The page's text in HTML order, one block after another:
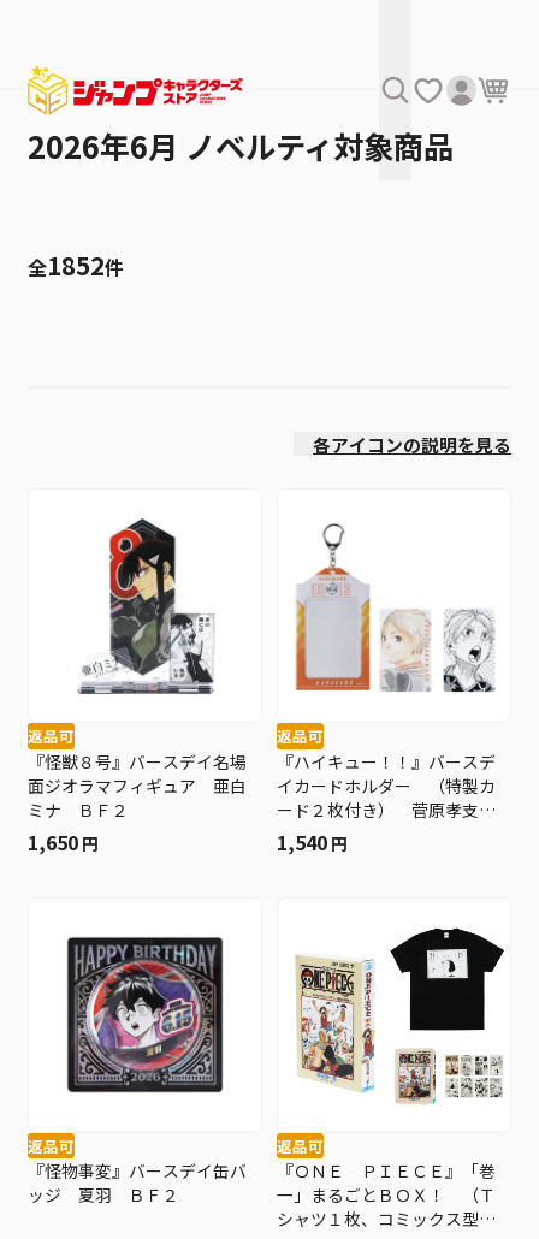
2026年6月 ノベルティ対象商品
全1852件
各アイコンの説明を見る
返品可
『怪獣８号』バースデイ名場
面ジオラマフィギュア 亜白
ミナ ＢＦ２
1,650 円
返品可
『ハイキュー！！』バースデ
イカードホルダー （特製カ
ード２枚付き） 菅原孝支
ＢＦ２
1,540 円
返品可
『怪物事変』バースデイ缶バ
ッジ 夏羽 ＢＦ２
返品可
『ＯＮＥ ＰＩＥＣＥ』「巻
一」まるごとＢＯＸ！ （Ｔ
シャツ１枚、コミックス型ポ